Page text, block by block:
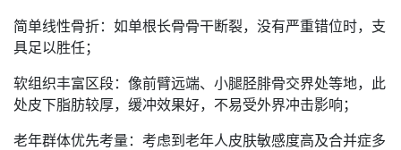
简单线性骨折：如单根长骨骨干断裂，没有严重错位时，支
具足以胜任；
软组织丰富区段：像前臂远端、小腿胫腓骨交界处等地，此
处皮下脂肪较厚，缓冲效果好，不易受外界冲击影响；
老年群体优先考量：考虑到老年人皮肤敏感度高及合并症多